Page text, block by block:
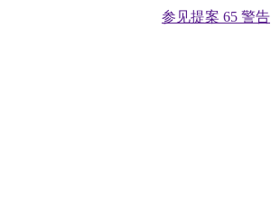
参见提案 65 警告